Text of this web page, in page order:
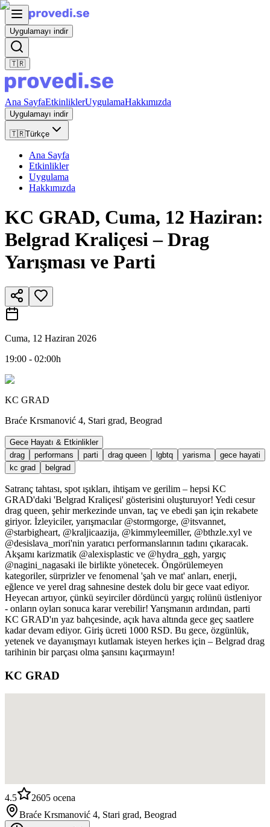
Uygulamayı indir
🇹🇷
Ana SayfaEtkinliklerUygulamaHakkımızda
Uygulamayı indir
🇹🇷Türkçe
Ana Sayfa
Etkinlikler
Uygulama
Hakkımızda
KC GRAD, Cuma, 12 Haziran:
Belgrad Kraliçesi – Drag
Yarışması ve Parti
Cuma, 12 Haziran 2026
19:00 - 02:00h
KC GRAD
Braće Krsmanović 4, Stari grad, Beograd
Gece Hayatı & Etkinlikler
drag
performans parti drag queen lgbtq yarisma
gece hayati
kc grad
belgrad
Satranç tahtası, spot ışıkları, ihtişam ve gerilim – hepsi KC
GRAD'daki 'Belgrad Kraliçesi' gösterisini oluşturuyor! Yedi cesur
drag queen, şehir merkezinde unvan, taç ve ebedi şan için rekabete
giriyor. İzleyiciler, yarışmacılar @stormgorge, @itsvannet,
@starbigheart, @kraljicaazija, @kimmyleemiller, @bthzle.xyl ve
@desislava_mori'nin yaratıcı performanslarının tadını çıkaracak.
Akşamı karizmatik @alexisplastic ve @hydra_ggh, yargıç
@nagini_nagasaki ile birlikte yönetecek. Öngörülemeyen
kategoriler, sürprizler ve fenomenal 'şah ve mat' anları, enerji,
eğlence ve yerel drag sahnesine destek dolu bir gece vaat ediyor.
Heyecan artıyor, çünkü seyirciler dördüncü yargıç rolünü üstleniyor
- onların oyları sonuca karar verebilir! Yarışmanın ardından, parti
KC GRAD'ın yaz bahçesinde, açık hava altında gece geç saatlere
kadar devam ediyor. Giriş ücreti 1000 RSD. Bu gece, özgünlük,
yetenek ve dayanışmayı kutlamak isteyen herkes için – Belgrad drag
tarihinin bir parçası olma şansını kaçırmayın!
KC GRAD
4.5 2605 ocena
Braće Krsmanović 4, Stari grad, Beograd